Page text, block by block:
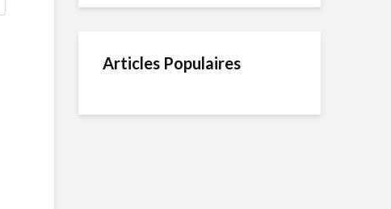
Articles Populaires